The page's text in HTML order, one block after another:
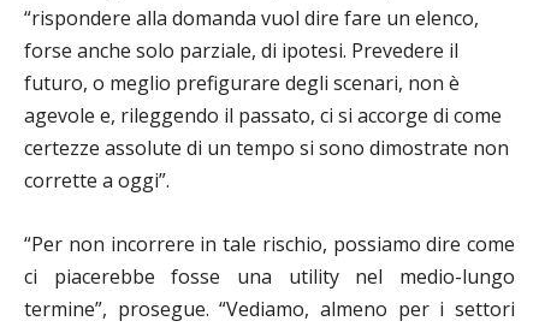
“rispondere alla domanda vuol dire fare un elenco,
forse anche solo parziale, di ipotesi. Prevedere il
futuro, o meglio prefigurare degli scenari, non è
agevole e, rileggendo il passato, ci si accorge di come
certezze assolute di un tempo si sono dimostrate non
corrette a oggi”.
“Per non incorrere in tale rischio, possiamo dire come
ci piacerebbe fosse una utility nel medio-lungo
termine”, prosegue. “Vediamo, almeno per i settori